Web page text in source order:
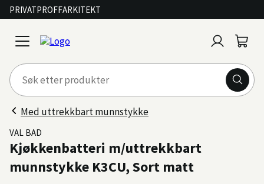
PRIVATPROFFARKITEKT
open
menu
inn
Med uttrekkbart munnstykke
VAL BAD
Kjøkkenbatteri m/uttrekkbart
munnstykke K3CU, Sort matt